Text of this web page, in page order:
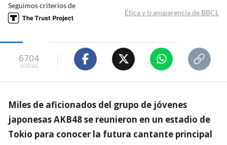
Seguimos criterios de
Ética y transparencia de BBCL
6704
visitas
Miles de aficionados del grupo de jóvenes
japonesas AKB48 se reunieron en un estadio de
Tokio para conocer la futura cantante principal